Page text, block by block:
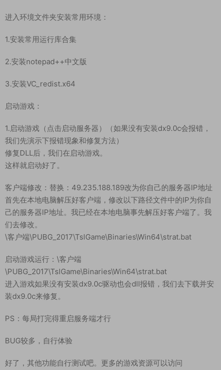
进入环境文件夹安装常用环境：
1.安装常用运行库合集
2.安装notepad++中文版
3.安装VC_redist.x64
启动游戏：
1.启动游戏（点击启动服务器）（如果没有安装dx9.0c会报错，
我们先演示下报错现象和修复方法）
修复DLL后，我们在启动游戏。
这样就启动好了。
客户端修改：替换：49.235.188.189改为你自己的服务器IP地址
首先在本地电脑解压好客户端，修改以下路径文件中的IP为你自
己的服务器IP地址。我已经在本地电脑事先解压好客户端了。我
们去修改。
\客户端\PUBG_2017\TslGame\Binaries\Win64\strat.bat
启动游戏运行：\客户端
\PUBG_2017\TslGame\Binaries\Win64\strat.bat
进入游戏如果没有安装dx9.0c驱动也会dll报错，我们去下载并安
装dx9.0c来修复。
PS：每局打完得重启服务端才行
BUG较多，自行体验
好了，其他功能自行测试吧。更多的游戏资源可以访问